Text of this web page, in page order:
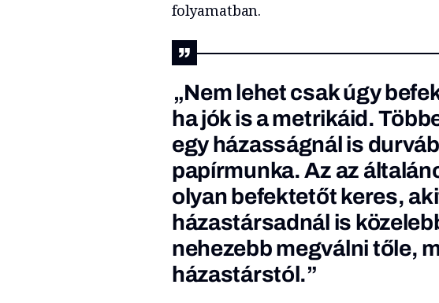
folyamatban.
„Nem lehet csak úgy
ha jók is a metrikáid.
egy házasságnál is
papírmunka. Az az
olyan befektetőt keres,
házastársadnál is
nehezebb megválni tőle,
házastárstól.”